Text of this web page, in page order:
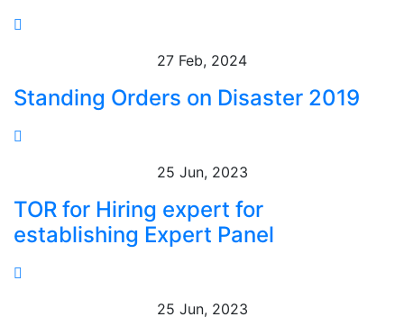
27 Feb, 2024
Standing Orders on Disaster 2019
25 Jun, 2023
TOR for Hiring expert for
establishing Expert Panel
25 Jun, 2023